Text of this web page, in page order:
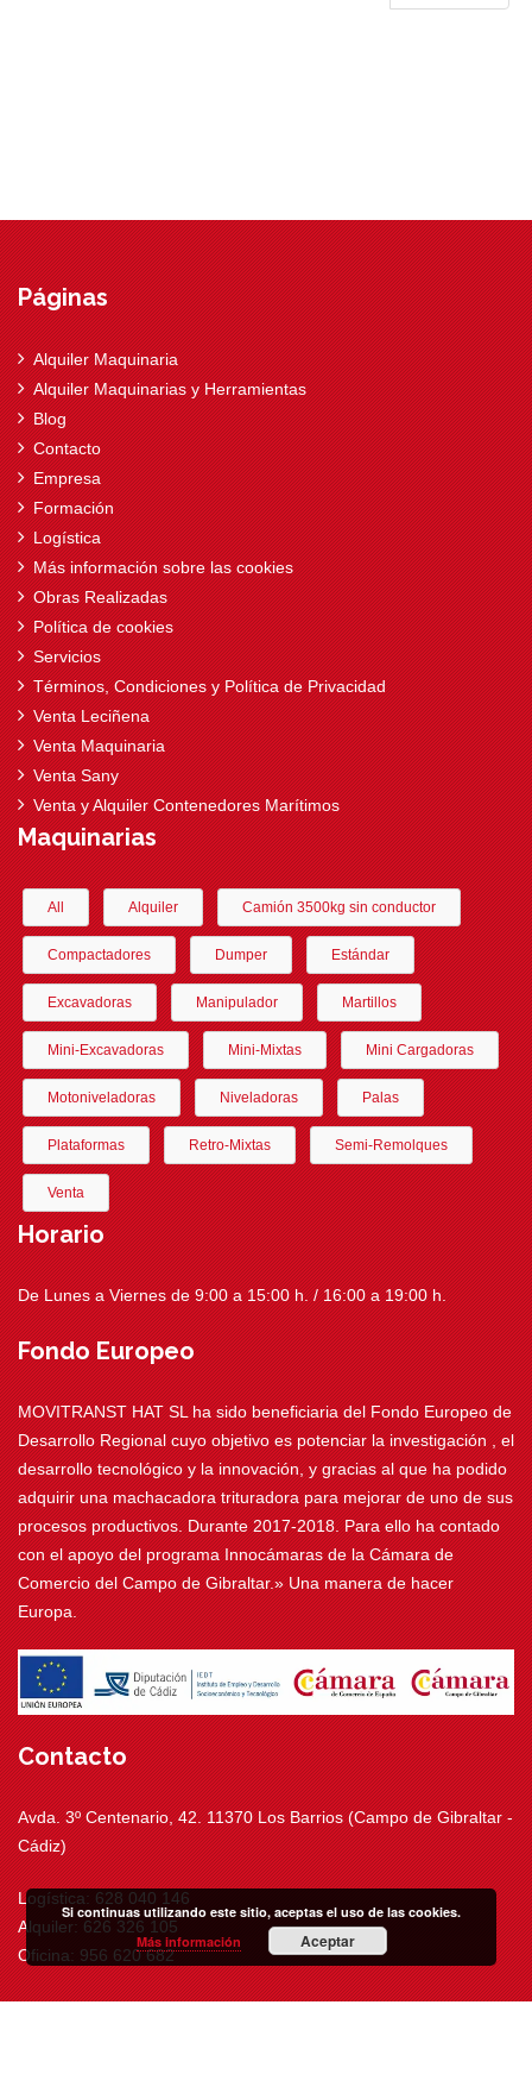
Páginas
Alquiler Maquinaria
Alquiler Maquinarias y Herramientas
Blog
Contacto
Empresa
Formación
Logística
Más información sobre las cookies
Obras Realizadas
Política de cookies
Servicios
Términos, Condiciones y Política de Privacidad
Venta Leciñena
Venta Maquinaria
Venta Sany
Venta y Alquiler Contenedores Marítimos
Maquinarias
All Alquiler Camión 3500kg sin conductor
Compactadores Dumper Estándar
Excavadoras Manipulador Martillos
Mini-Excavadoras Mini-Mixtas Mini Cargadoras
Motoniveladoras Niveladoras Palas
Plataformas Retro-Mixtas Semi-Remolques
Venta
Horario
De Lunes a Viernes de 9:00 a 15:00 h. / 16:00 a 19:00 h.
Fondo Europeo
MOVITRANST HAT SL ha sido beneficiaria del Fondo Europeo de
Desarrollo Regional cuyo objetivo es potenciar la investigación , el
desarrollo tecnológico y la innovación, y gracias al que ha podido
adquirir una machacadora trituradora para mejorar de uno de sus
procesos productivos. Durante 2017-2018. Para ello ha contado
con el apoyo del programa Innocámaras de la Cámara de
Comercio del Campo de Gibraltar.» Una manera de hacer
Europa.
Contacto
Avda. 3º Centenario, 42. 11370 Los Barrios (Campo de Gibraltar -
Cádiz)
Logística: 628 040 146
Alquiler: 626 326 105
Oficina: 956 620 682
info@movitransrental.com
Si continuas utilizando este sitio, aceptas el uso de las cookies.
Más información
Aceptar